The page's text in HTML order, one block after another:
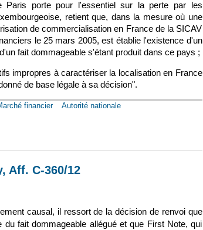
Paris porte pour l'essentiel sur la perte par les
retient que, dans la mesure où une
de commercialisation en France de la SICAV
le 25 mars 2005, est établie l'existence d'un
fait dommageable s'étant produit dans ce pays ;
impropres à caractériser la localisation en France
de base légale à sa décision".
financier
Autorité nationale
Aff. C-360/12
causal, il ressort de la décision de renvoi que
du fait dommageable allégué et que First Note, qui